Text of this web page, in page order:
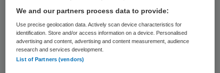
financieringsstructuur heringericht zou
worden. De bank wilde hier niet in mee gaan
en bracht geen wijzigingen aan in de
kredietmogelijkheden. Laurens stelt dat zo
We and our partners process data to provide:
Use precise geolocation data. Actively scan device characteristics for
identification. Store and/or access information on a device. Personalised
advertising and content, advertising and content measurement, audience
research and services development.
List of Partners (vendors)